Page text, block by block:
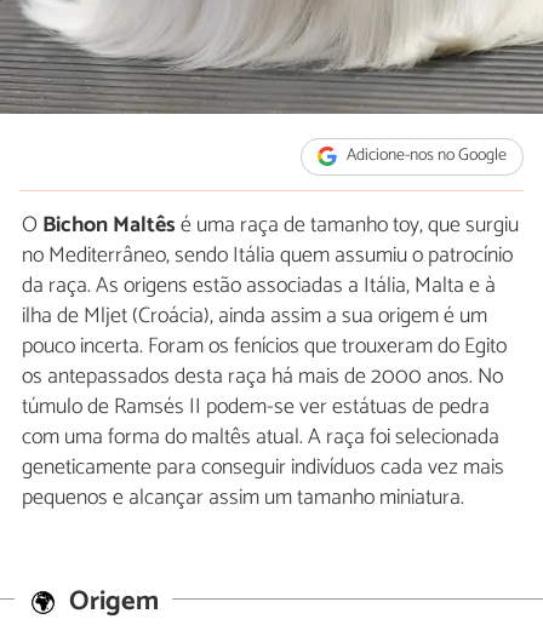
Adicione-nos no Google
OBichon Maltêsé uma raça de tamanho toy, que surgiu
no Mediterrâneo, sendo Itália quem assumiu o patrocínio
da raça. As origens estão associadas a Itália, Malta e à
ilha de Mljet (Croácia), ainda assim a sua origem é um
pouco incerta. Foram os fenícios que trouxeram do Egito
os antepassados desta raça há mais de 2000 anos. No
túmulo de Ramsés II podem-se ver estátuas de pedra
com uma forma do maltês atual. A raça foi selecionada
geneticamente para conseguir indivíduos cada vez mais
pequenos e alcançar assim um tamanho miniatura.
Origem